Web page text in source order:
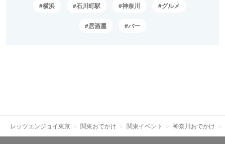
横浜 石川町駅 神奈川 グルメ
居酒屋 バー
レッツエンジョイ東京 関東おでかけ 関東イベント 神奈川おでかけ